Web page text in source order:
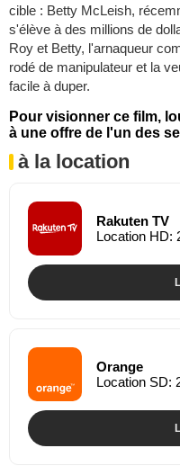
cible : Betty McLeish,
s'élève à des millions de
Roy et Betty, l'arnaqueur
rodé de manipulateur et la
facile à duper.
Pour visionner ce film,
à une offre de l'un des
à la location
Rakuten TV
Location HD:
Orange
Location SD: